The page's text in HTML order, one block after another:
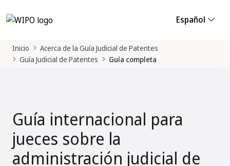
Español
Inicio
Acerca de la Guía Judicial de Patentes
Guía Judicial de Patentes
Guía completa
Guía internacional para
jueces sobre la
administración judicial de